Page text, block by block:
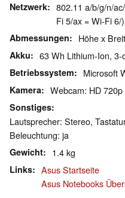
Netzwerk
802.11 a/b/g/n/
Fi 5/ax = Wi-Fi
Abmessungen Höhe x
Akku 63 Wh Lithium-Ion, 3-
Betriebssystem Microsoft
Kamera Webcam: HD 720p
Sonstiges
Lautsprecher: Stereo,
Beleuchtung: ja
Gewicht 1.4 kg
Links
Asus Startseite
Asus Notebooks